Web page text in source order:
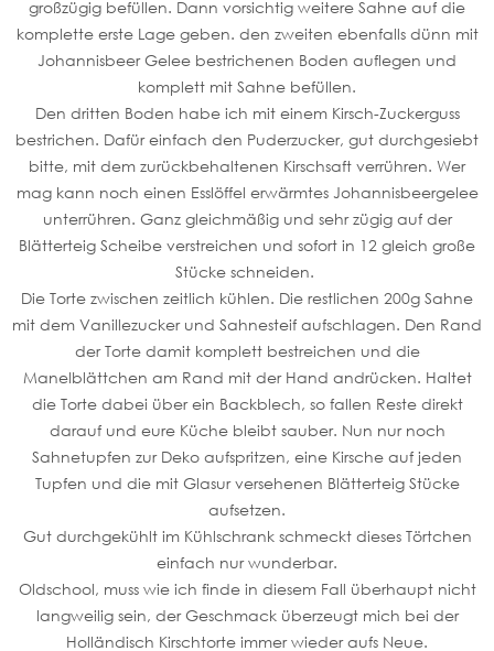
großzügig befüllen. Dann vorsichtig weitere Sahne auf die
komplette erste Lage geben. den zweiten ebenfalls dünn mit
Johannisbeer Gelee bestrichenen Boden auflegen und
komplett mit Sahne befüllen.
Den dritten Boden habe ich mit einem Kirsch-Zuckerguss
bestrichen. Dafür einfach den Puderzucker, gut durchgesiebt
bitte, mit dem zurückbehaltenen Kirschsaft verrühren. Wer
mag kann noch einen Esslöffel erwärmtes Johannisbeergelee
unterrühren. Ganz gleichmäßig und sehr zügig auf der
Blätterteig Scheibe verstreichen und sofort in 12 gleich große
Stücke schneiden.
Die Torte zwischen zeitlich kühlen. Die restlichen 200g Sahne
mit dem Vanillezucker und Sahnesteif aufschlagen. Den Rand
der Torte damit komplett bestreichen und die
Manelblättchen am Rand mit der Hand andrücken. Haltet
die Torte dabei über ein Backblech, so fallen Reste direkt
darauf und eure Küche bleibt sauber. Nun nur noch
Sahnetupfen zur Deko aufspritzen, eine Kirsche auf jeden
Tupfen und die mit Glasur versehenen Blätterteig Stücke
aufsetzen.
Gut durchgekühlt im Kühlschrank schmeckt dieses Törtchen
einfach nur wunderbar.
Oldschool, muss wie ich finde in diesem Fall überhaupt nicht
langweilig sein, der Geschmack überzeugt mich bei der
Holländisch Kirschtorte immer wieder aufs Neue.